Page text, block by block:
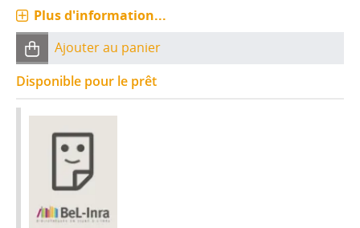
Plus d'information...
Ajouter au panier
Disponible pour le prêt